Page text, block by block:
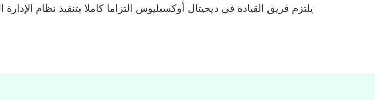
يلتزم فريق القيادة في ديجيتال أوكسيليوس التزاما كاملا بتنفيذ نظام